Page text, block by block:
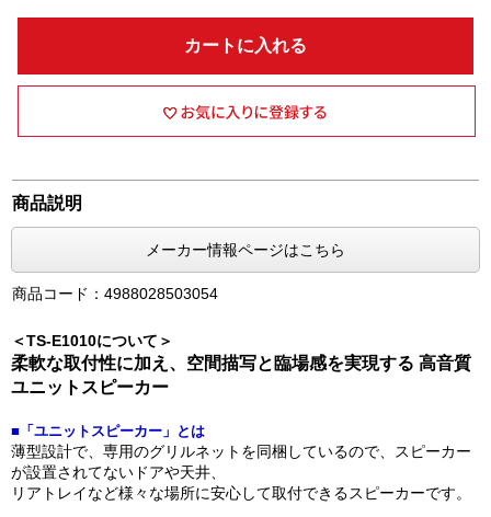
カートに入れる
商品説明
メーカー情報ページはこちら
商品コード：4988028503054
＜TS-E1010について＞
柔軟な取付性に加え、空間描写と臨場感を実現する 高音質
ユニットスピーカー
■「ユニットスピーカー」とは
薄型設計で、専用のグリルネットを同梱しているので、スピーカー
が設置されてないドアや天井、
リアトレイなど様々な場所に安心して取付できるスピーカーです。